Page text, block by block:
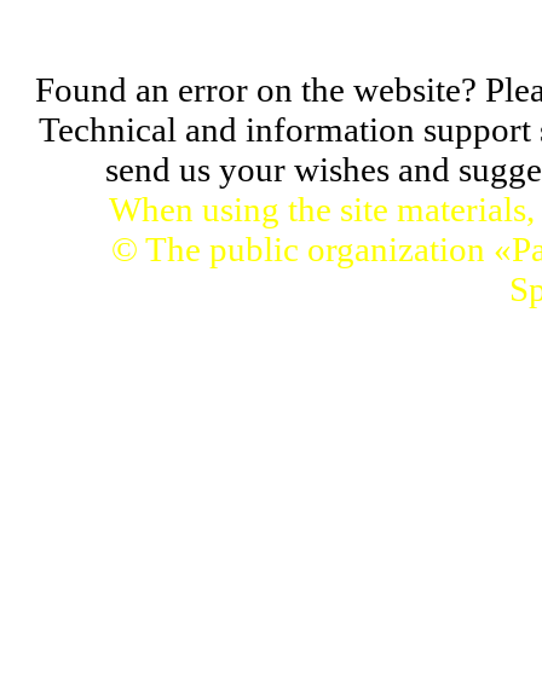
Found an error on the website?
Technical and information
send us your wishes and
When using the site
© The public organization